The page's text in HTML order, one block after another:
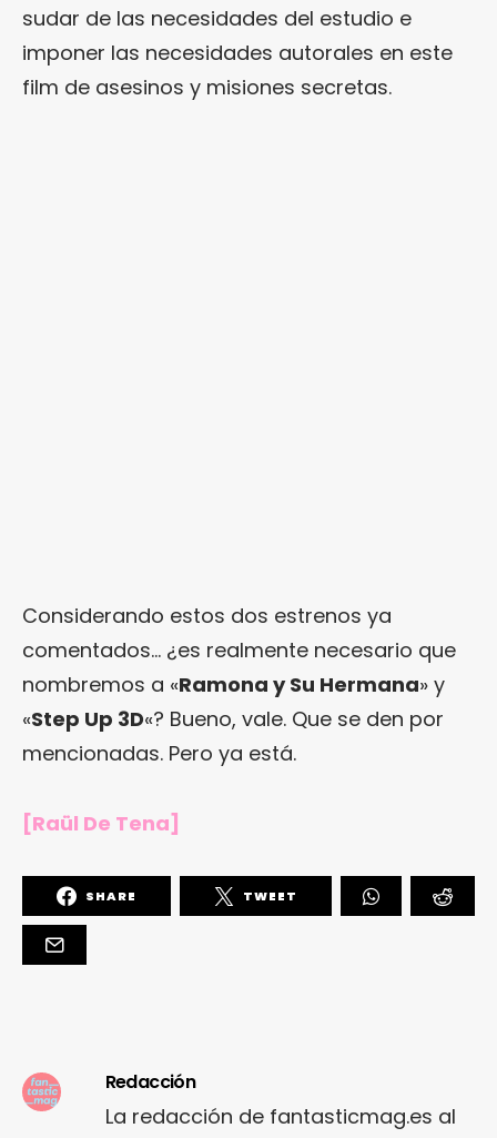
sudar de las necesidades del estudio e
imponer las necesidades autorales en este
film de asesinos y misiones secretas.
Considerando estos dos estrenos ya
comentados… ¿es realmente necesario que
nombremos a «Ramona y Su Hermana» y
«Step Up 3D«? Bueno, vale. Que se den por
mencionadas. Pero ya está.
[Raül De Tena]
SHARE TWEET
Redacción
La redacción de fantasticmag.es al